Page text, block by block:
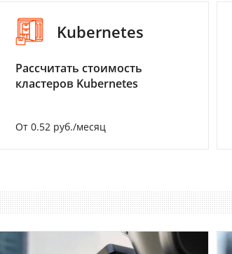
Kubernetes
Рассчитать стоимость
кластеров Kubernetes
От 0.52 руб./месяц